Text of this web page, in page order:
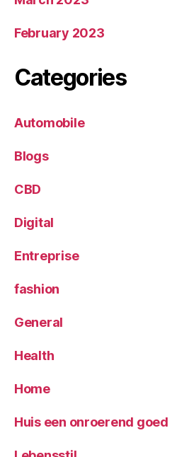
February 2023
Categories
Automobile
Blogs
CBD
Digital
Entreprise
fashion
General
Health
Home
Huis een onroerend goed